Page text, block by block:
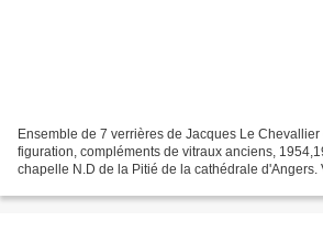
Ensemble de 7 verrières de Jacques Le
figuration, compléments de vitraux anciens,
chapelle N.D de la Pitié de la cathédrale d'Angers.